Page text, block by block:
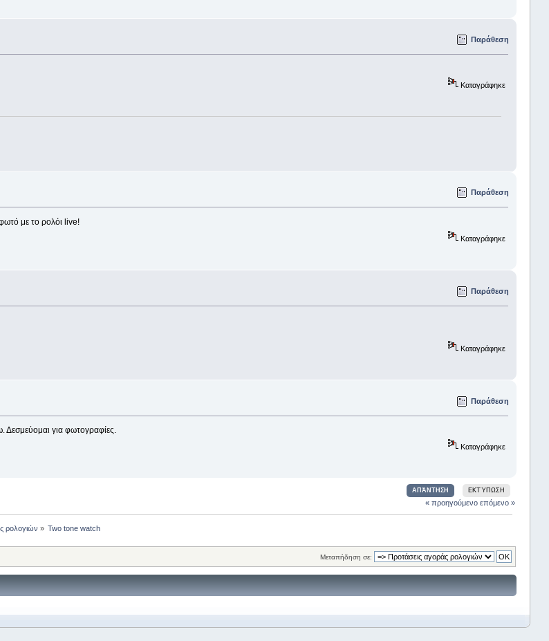
Παράθεση
Καταγράφηκε
Παράθεση
με το ρολόι live!
Καταγράφηκε
Παράθεση
Καταγράφηκε
Παράθεση
για φωτογραφίες.
Καταγράφηκε
ΑΠΆΝΤΗΣΗ ΕΚΤΎΠΩΣΗ
« προηγούμενο επόμενο »
ρολογιών » Two tone watch
Μεταπήδηση σε: